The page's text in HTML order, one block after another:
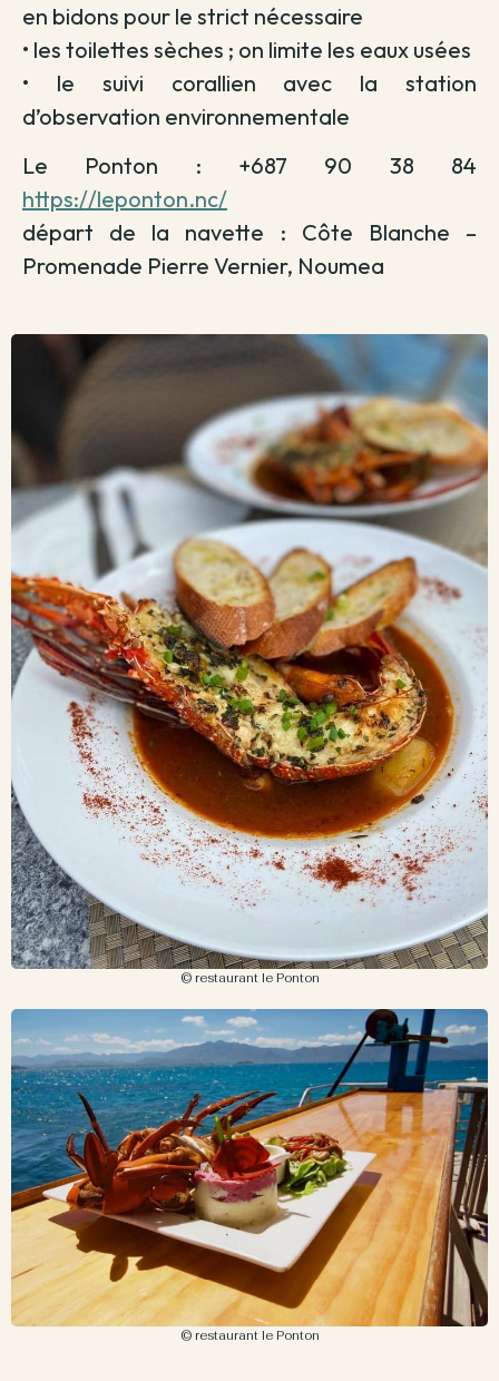
en bidons pour le strict nécessaire
• les toilettes sèches ; on limite les eaux usées
• le suivi corallien avec la station
d’observation environnementale
Le Ponton : +687 90 38 84
https://leponton.nc/
départ de la navette : Côte Blanche –
Promenade Pierre Vernier, Noumea
© restaurant le Ponton
© restaurant le Ponton